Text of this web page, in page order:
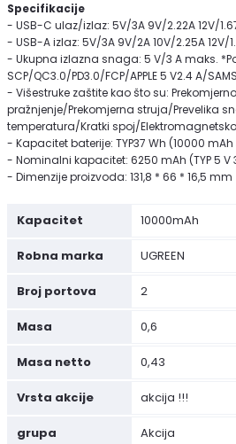
Specifikacije
- USB-C ulaz/izlaz: 5V/3A 9V/2.22A 12V/
- USB-A izlaz: 5V/3A 9V/2A 10V/2.25A 12V/
- Ukupna izlazna snaga: 5 V/3 A maks.
SCP/QC3.0/PD3.0/FCP/APPLE 5 V2.4 A/
- Višestruke zaštite kao što su:
pražnjenje/Prekomjerna struja/Prevelika
temperatura/Kratki spoj/
- Kapacitet baterije: TYP37 Wh (10000 mAh
- Nominalni kapacitet: 6250 mAh (TYP 5 V
- Dimenzije proizvoda: 131,8 * 66 * 16,5 mm
Kapacitet 10000mAh
Robna marka UGREEN
Broj portova 2
Masa 0,6
Masa netto 0,43
Vrsta akcije akcija !!!
grupa Akcija